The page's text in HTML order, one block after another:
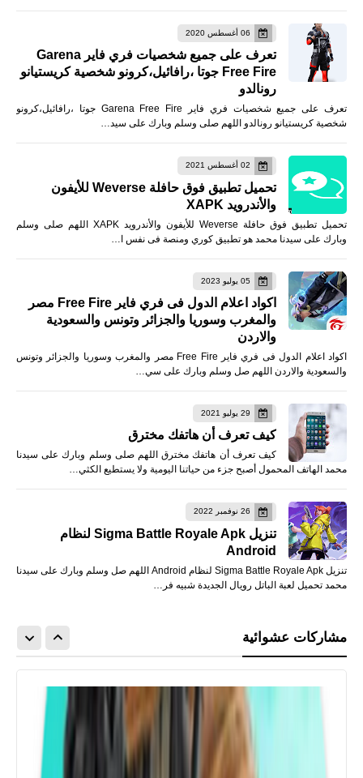
06 أغسطس 2020
تعرف على جميع شخصيات فري فاير Garena
Free Fire جوتا ،رافائيل،كرونو شخصية كريستيانو
رونالدو
تعرف على جميع شخصيات فري فاير Garena Free Fire جوتا ،رافائيل،كرونو
شخصية كريستيانو رونالدو اللهم صلى وسلم وبارك على سيد…
02 أغسطس 2021
تحميل تطبيق فوق حافلة Weverse للأيفون
والأندرويد XAPK
تحميل تطبيق فوق حافلة Weverse للأيفون والأندرويد XAPK اللهم صلى وسلم
وبارك على سيدنا محمد هو تطبيق كوري ومنصة فى نفس ا…
05 يوليو 2023
اكواد اعلام الدول فى فري فاير Free Fire مصر
والمغرب وسوريا والجزائر وتونس والسعودية
والاردن
اكواد اعلام الدول فى فري فاير Free Fire مصر والمغرب وسوريا والجزائر وتونس
والسعودية والاردن اللهم صل وسلم وبارك على سي…
29 يوليو 2021
كيف تعرف أن هاتفك مخترق
كيف تعرف أن هاتفك مخترق اللهم صلى وسلم وبارك على سيدنا
محمد الهاتف المحمول أصبح جزء من حياتنا اليومية ولا يستطيع الكثي…
26 نوفمبر 2022
تنزيل Sigma Battle Royale Apk لنظام
Android
تنزيل Sigma Battle Royale Apk لنظام Android اللهم صل وسلم وبارك على سيدنا
محمد تحميل لعبة الباتل رويال الجديدة شبيه فر…
مشاركات عشوائية